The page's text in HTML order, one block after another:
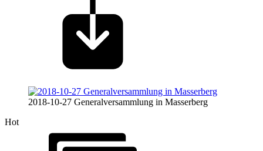
2018-10-27 Generalversammlung in Masserberg
Hot